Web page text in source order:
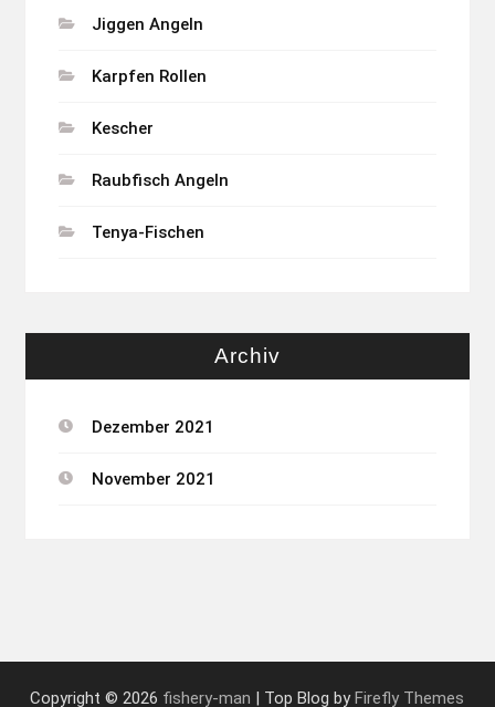
Jiggen Angeln
Karpfen Rollen
Kescher
Raubfisch Angeln
Tenya-Fischen
Archiv
Dezember 2021
November 2021
Copyright © 2026 fishery-man | Top Blog byFirefly Themes